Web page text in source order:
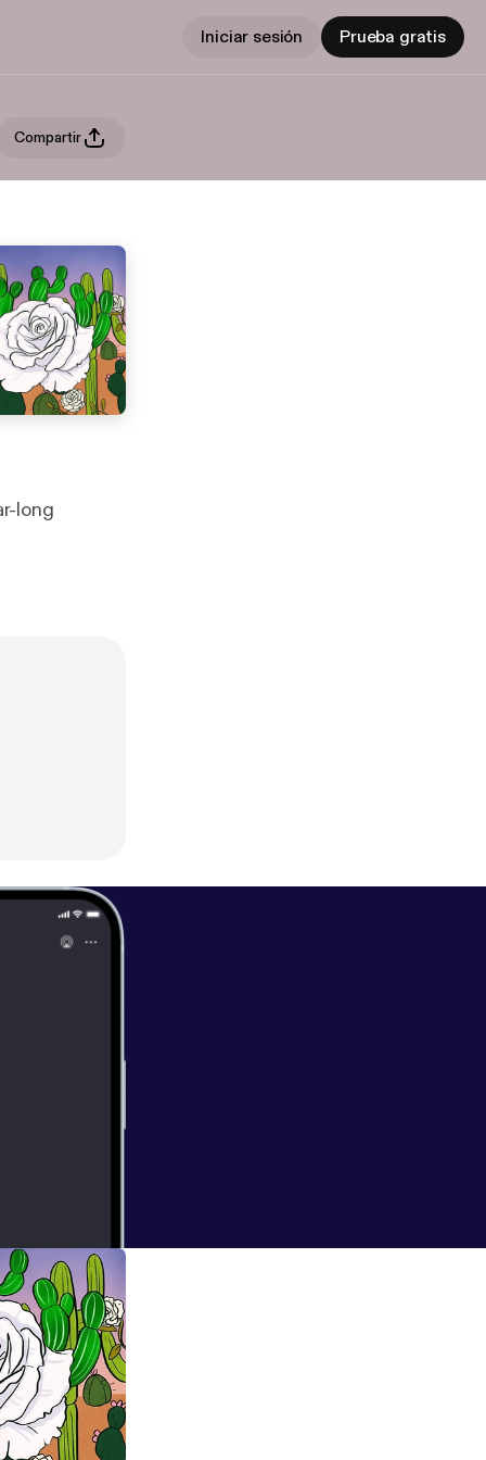
Iniciar sesión Prueba gratis
Compartir
long
on: the one
colonial
most